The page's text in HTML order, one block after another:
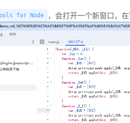
for Node ，会打开一个新窗口，